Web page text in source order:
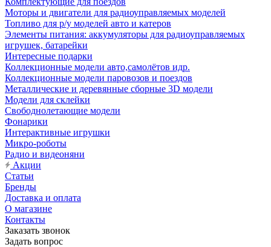
Моторы и двигатели для радиоуправляемых моделей
Топливо для р/у моделей авто и катеров
Элементы питания: аккумуляторы для радиоуправляемых
игрушек, батарейки
Интересные подарки
Коллекционные модели авто,самолётов идр.
Коллекционные модели паровозов и поездов
Металлические и деревянные сборные 3D модели
Модели для склейки
Свободнолетающие модели
Фонарики
Интерактивные игрушки
Микро-роботы
Радио и видеоняни
Акции
Статьи
Бренды
Доставка и оплата
О магазине
Контакты
Заказать звонок
Задать вопрос